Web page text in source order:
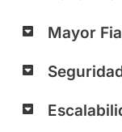
Mayor